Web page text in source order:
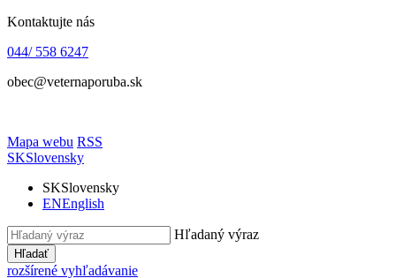
Kontaktujte nás
044/ 558 6247
obec@veternaporuba.sk
Mapa webu RSS
SKSlovensky
SKSlovensky
ENEnglish
Hľadaný výraz
Hľadať
rozšírené vyhľadávanie